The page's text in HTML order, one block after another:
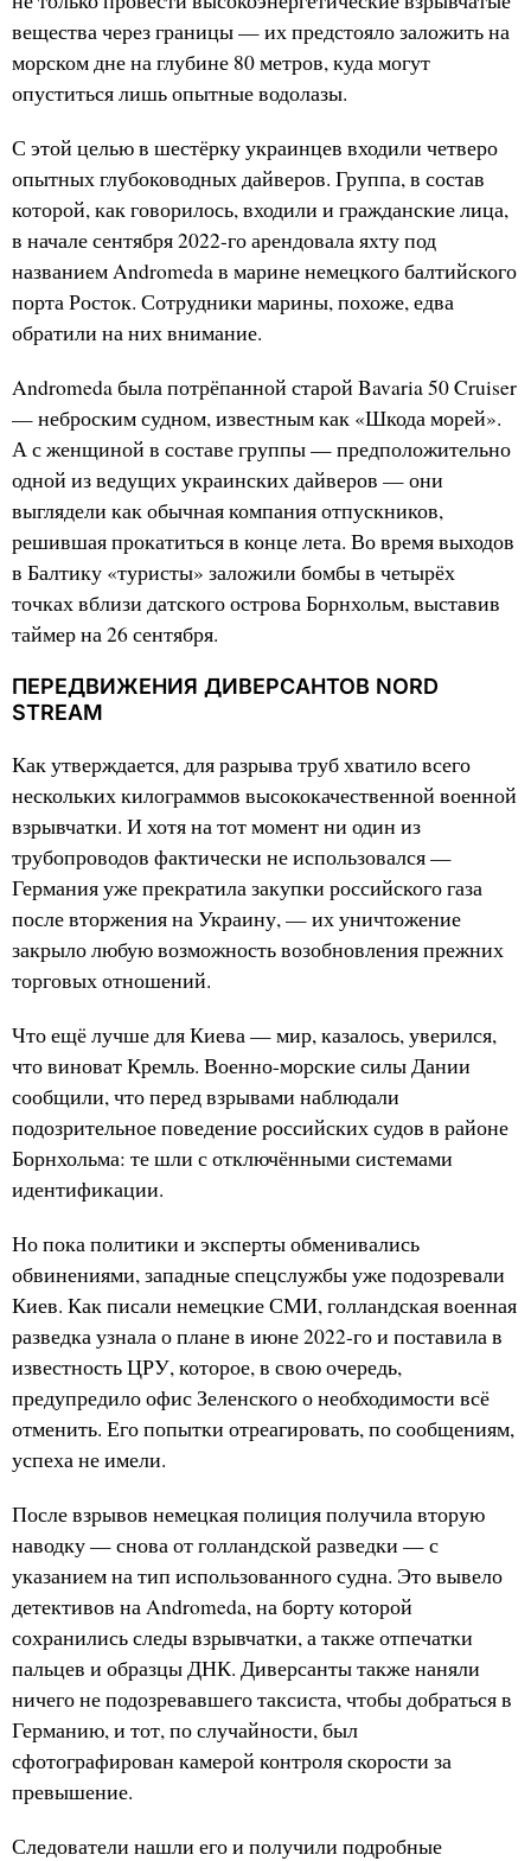
вещества через границы — их предстояло заложить на
морском дне на глубине 80 метров, куда могут
опуститься лишь опытные водолазы.
С этой целью в шестёрку украинцев входили четверо
опытных глубоководных дайверов. Группа, в состав
которой, как говорилось, входили и гражданские лица,
в начале сентября 2022-го арендовала яхту под
названием Andromeda в марине немецкого балтийского
порта Росток. Сотрудники марины, похоже, едва
обратили на них внимание.
Andromeda была потрёпанной старой Bavaria 50 Cruiser
— неброским судном, известным как «Шкода морей».
А с женщиной в составе группы — предположительно
одной из ведущих украинских дайверов — они
выглядели как обычная компания отпускников,
решившая прокатиться в конце лета. Во время выходов
в Балтику «туристы» заложили бомбы в четырёх
точках вблизи датского острова Борнхольм, выставив
таймер на 26 сентября.
ПЕРЕДВИЖЕНИЯ ДИВЕРСАНТОВ NORD
STREAM
Как утверждается, для разрыва труб хватило всего
нескольких килограммов высококачественной военной
взрывчатки. И хотя на тот момент ни один из
трубопроводов фактически не использовался —
Германия уже прекратила закупки российского газа
после вторжения на Украину, — их уничтожение
закрыло любую возможность возобновления прежних
торговых отношений.
Что ещё лучше для Киева — мир, казалось, уверился,
что виноват Кремль. Военно-морские силы Дании
сообщили, что перед взрывами наблюдали
подозрительное поведение российских судов в районе
Борнхольма: те шли с отключёнными системами
идентификации.
Но пока политики и эксперты обменивались
обвинениями, западные спецслужбы уже подозревали
Киев. Как писали немецкие СМИ, голландская военная
разведка узнала о плане в июне 2022-го и поставила в
известность ЦРУ, которое, в свою очередь,
предупредило офис Зеленского о необходимости всё
отменить. Его попытки отреагировать, по сообщениям,
успеха не имели.
После взрывов немецкая полиция получила вторую
наводку — снова от голландской разведки — с
указанием на тип использованного судна. Это вывело
детективов на Andromeda, на борту которой
сохранились следы взрывчатки, а также отпечатки
пальцев и образцы ДНК. Диверсанты также наняли
ничего не подозревавшего таксиста, чтобы добраться в
Германию, и тот, по случайности, был
сфотографирован камерой контроля скорости за
превышение.
Следователи нашли его и получили подробные